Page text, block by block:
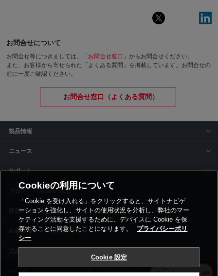
お問合せについて
お問合せ等につきましては、「 お問合せ窓口 」からお問合せください。
また、お客様から寄せられた「よくある質問」を掲載しています。お問合せの
前に一度ご確認ください。
お問合せ窓口（よくある質問）
製品情報
ニュース
サポート
siyaku-blog
取扱いメーカー
事業所一覧
利用規約 プライバシーポリシー コーポレートサイト Cookie設定
Cookieの利用について
「Cookie を受け入れる」をクリックすると、サイトナビゲ
ーションを強化し、サイトの使用状況を分析し、弊社のマー
ケティング活動を支援するために、デバイスに Cookie を保
存することに同意したことになります。
プライバシーポリ
シー
Cookie 設定